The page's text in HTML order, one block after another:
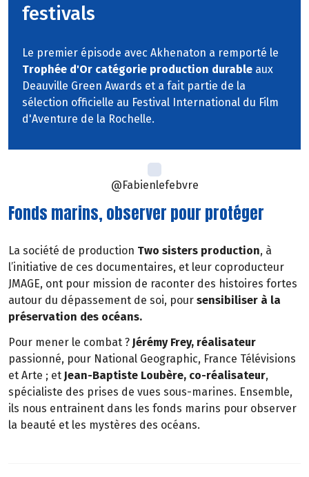
festivals
Le premier épisode avec Akhenaton a remporté le
Trophée d'Or catégorie production durable aux
Deauville Green Awards et a fait partie de la
sélection officielle au Festival International du Film
d'Aventure de la Rochelle.
@Fabienlefebvre
Fonds marins, observer pour protéger
La société de production Two sisters production, à
l’initiative de ces documentaires, et leur coproducteur
JMAGE, ont pour mission de raconter des histoires fortes
autour du dépassement de soi, pour sensibiliser à la
préservation des océans.
Pour mener le combat ? Jérémy Frey, réalisateur
passionné, pour National Geographic, France Télévisions
et Arte ; et Jean-Baptiste Loubère, co-réalisateur,
spécialiste des prises de vues sous-marines. Ensemble,
ils nous entrainent dans les fonds marins pour observer
la beauté et les mystères des océans.